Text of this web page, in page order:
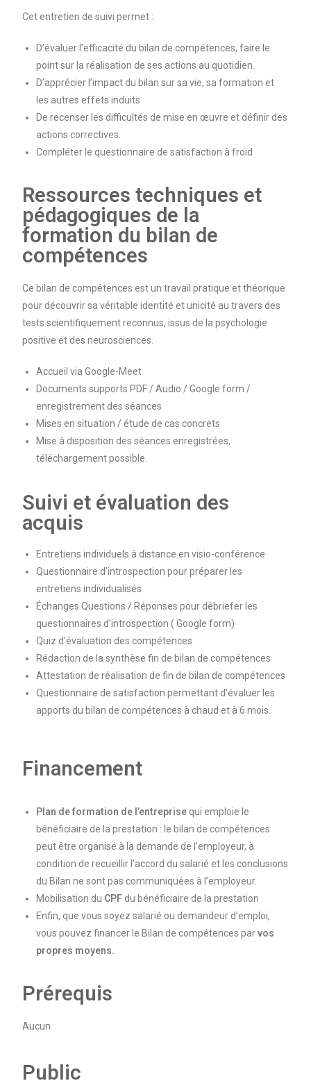
Cet entretien de suivi permet :
D’évaluer l’efficacité du bilan de compétences, faire le
point sur la réalisation de ses actions au quotidien.
D’apprécier l’impact du bilan sur sa vie, sa formation et
les autres effets induits
De recenser les difficultés de mise en œuvre et définir des
actions correctives.
Compléter le questionnaire de satisfaction à froid
Ressources techniques et
pédagogiques de la
formation du bilan de
compétences
Ce bilan de compétences est un travail pratique et théorique
pour découvrir sa véritable identité et unicité au travers des
tests scientifiquement reconnus, issus de la psychologie
positive et des neurosciences.
Accueil via Google-Meet
Documents supports PDF / Audio / Google form /
enregistrement des séances
Mises en situation / étude de cas concrets
Mise à disposition des séances enregistrées,
téléchargement possible.
Suivi et évaluation des
acquis
Entretiens individuels à distance en visio-conférence
Questionnaire d’introspection pour préparer les
entretiens individualisés
Échanges Questions / Réponses pour débriefer les
questionnaires d’introspection ( Google form)
Quiz d’évaluation des compétences
Rédaction de la synthèse fin de bilan de compétences
Attestation de réalisation de fin de bilan de compétences
Questionnaire de satisfaction permettant d’évaluer les
apports du bilan de compétences à chaud et à 6 mois.
Financement
Plan de formation de l’entreprise qui emploie le
bénéficiaire de la prestation : le bilan de compétences
peut être organisé à la demande de l’employeur, à
condition de recueillir l’accord du salarié et les conclusions
du Bilan ne sont pas communiquées à l’employeur.
Mobilisation du CPF du bénéficiaire de la prestation
Enfin, que vous soyez salarié ou demandeur d’emploi,
vous pouvez financer le Bilan de compétences parvos
propres moyens.
Prérequis
Aucun
Public